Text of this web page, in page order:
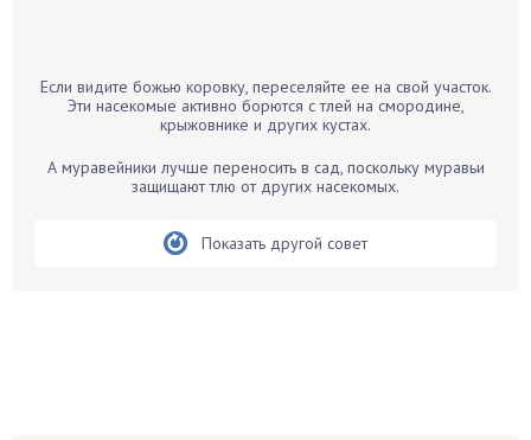
Бархатцы
Белые грибы
Если видите божью коровку, переселяйте ее на свой участок.
Эти насекомые активно борются с тлей на смородине,
крыжовнике и других кустах.
А муравейники лучше переносить в сад, поскольку муравьи
защищают тлю от других насекомых.
Показать другой совет